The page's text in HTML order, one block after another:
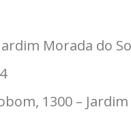
Morada do
1300 –